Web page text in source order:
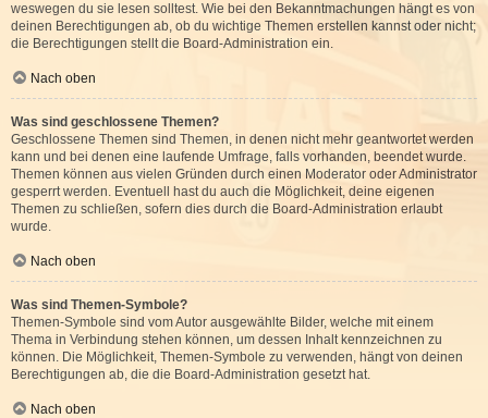
weswegen du sie lesen solltest. Wie bei den Bekanntmachungen hängt es von
deinen Berechtigungen ab, ob du wichtige Themen erstellen kannst oder nicht;
die Berechtigungen stellt die Board-Administration ein.
Nach oben
Was sind geschlossene Themen?
Geschlossene Themen sind Themen, in denen nicht mehr geantwortet werden
kann und bei denen eine laufende Umfrage, falls vorhanden, beendet wurde.
Themen können aus vielen Gründen durch einen Moderator oder Administrator
gesperrt werden. Eventuell hast du auch die Möglichkeit, deine eigenen
Themen zu schließen, sofern dies durch die Board-Administration erlaubt
wurde.
Nach oben
Was sind Themen-Symbole?
Themen-Symbole sind vom Autor ausgewählte Bilder, welche mit einem
Thema in Verbindung stehen können, um dessen Inhalt kennzeichnen zu
können. Die Möglichkeit, Themen-Symbole zu verwenden, hängt von deinen
Berechtigungen ab, die die Board-Administration gesetzt hat.
Nach oben